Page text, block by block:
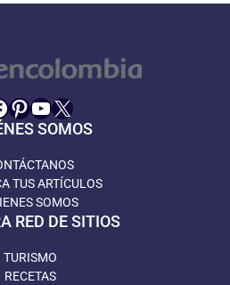
Pinterest
YouTube
X
SOMOS
TUS ARTÍCULOS
SOMOS
RED DE SITIOS
TURISMO
RECETAS